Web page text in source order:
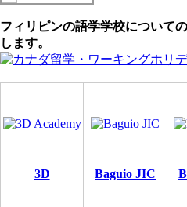
フィリピンの語学学校について
します。
3D Baguio JIC